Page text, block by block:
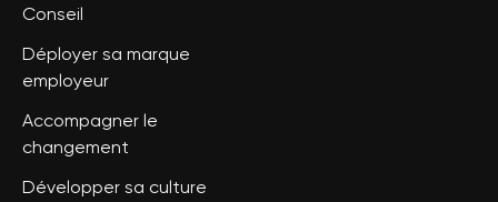
Conseil
Déployer sa marque
employeur
Accompagner le
changement
Développer sa culture